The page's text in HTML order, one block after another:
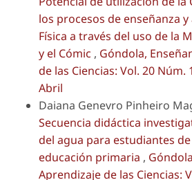
los procesos de enseñanza
Física a través del uso de la
y el Cómic , Góndola,
de las Ciencias: Vol. 20 Núm.
Abril
Daiana Genevro Pinheiro
Secuencia didáctica
del agua para estudiantes
educación primaria ,
Aprendizaje de las Ciencias: